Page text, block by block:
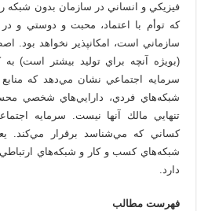
فيزيكي و انساني در سازمان بدون شبكه
كه توأم با اعتماد، محبت و دوستي و
سازماني است، امكانپذير نخواهد بود.
(بويژه آنچه براي توليد بيشتر است)
سرمايه اجتماعي نشان مي‌دهد كه
شبكه‌هاي فردي، دارايي‌هاي شخصي
تنهايي مالك آنها نيست. سرمايه
كساني كه مي‌شناسد برقرار مي‌كند.
شبكه‌هاي كسب و كار و شبكه‌هاي
دارد.
فهرست مطالب